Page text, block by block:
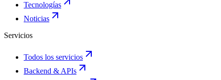
Tecnologías
Noticias
Servicios
Todos los servicios
Backend & APIs